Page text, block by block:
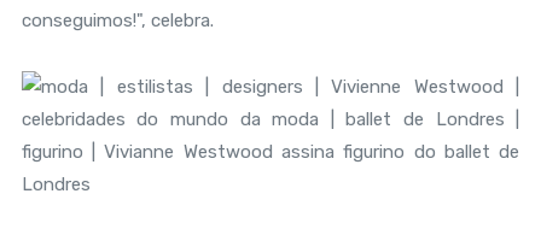
conseguimos!", celebra.